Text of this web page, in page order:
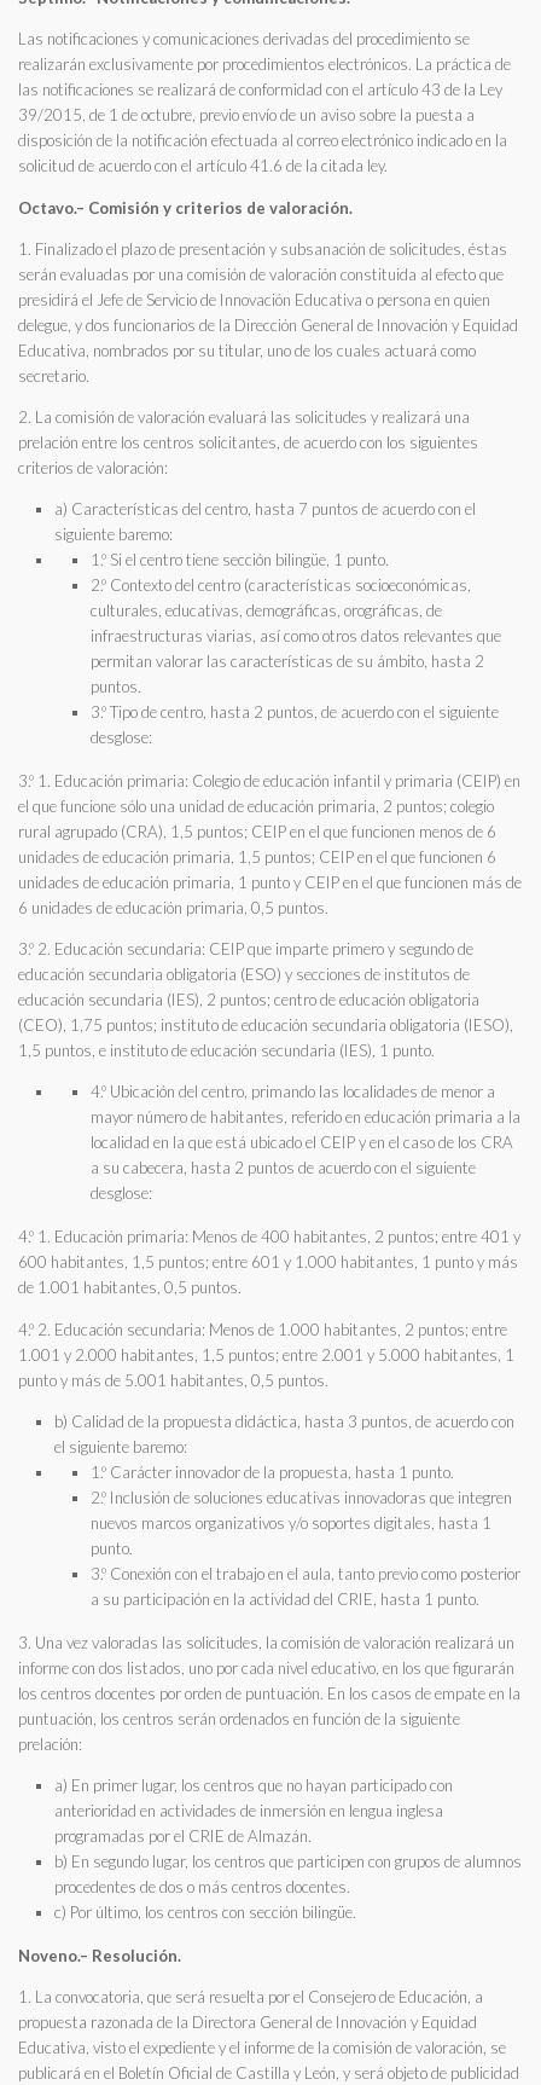
Las notificaciones y comunicaciones derivadas del procedimiento se
realizarán exclusivamente por procedimientos electrónicos. La práctica de
las notificaciones se realizará de conformidad con el artículo 43 de la Ley
39/2015, de 1 de octubre, previo envío de un aviso sobre la puesta a
disposición de la notificación efectuada al correo electrónico indicado en la
solicitud de acuerdo con el artículo 41.6 de la citada ley.
Octavo.– Comisión y criterios de valoración.
1. Finalizado el plazo de presentación y subsanación de solicitudes, éstas
serán evaluadas por una comisión de valoración constituida al efecto que
presidirá el Jefe de Servicio de Innovación Educativa o persona en quien
delegue, y dos funcionarios de la Dirección General de Innovación y Equidad
Educativa, nombrados por su titular, uno de los cuales actuará como
secretario.
2. La comisión de valoración evaluará las solicitudes y realizará una
prelación entre los centros solicitantes, de acuerdo con los siguientes
criterios de valoración:
a) Características del centro, hasta 7 puntos de acuerdo con el
siguiente baremo:
1.º Si el centro tiene sección bilingüe, 1 punto.
2.º Contexto del centro (características socioeconómicas,
culturales, educativas, demográficas, orográficas, de
infraestructuras viarias, así como otros datos relevantes que
permitan valorar las características de su ámbito, hasta 2
puntos.
3.º Tipo de centro, hasta 2 puntos, de acuerdo con el siguiente
desglose:
3.º 1. Educación primaria: Colegio de educación infantil y primaria (CEIP) en
el que funcione sólo una unidad de educación primaria, 2 puntos; colegio
rural agrupado (CRA), 1,5 puntos; CEIP en el que funcionen menos de 6
unidades de educación primaria, 1,5 puntos; CEIP en el que funcionen 6
unidades de educación primaria, 1 punto y CEIP en el que funcionen más de
6 unidades de educación primaria, 0,5 puntos.
3.º 2. Educación secundaria: CEIP que imparte primero y segundo de
educación secundaria obligatoria (ESO) y secciones de institutos de
educación secundaria (IES), 2 puntos; centro de educación obligatoria
(CEO), 1,75 puntos; instituto de educación secundaria obligatoria (IESO),
1,5 puntos, e instituto de educación secundaria (IES), 1 punto.
4.º Ubicación del centro, primando las localidades de menor a
mayor número de habitantes, referido en educación primaria a la
localidad en la que está ubicado el CEIP y en el caso de los CRA
a su cabecera, hasta 2 puntos de acuerdo con el siguiente
desglose:
4.º 1. Educación primaria: Menos de 400 habitantes, 2 puntos; entre 401 y
600 habitantes, 1,5 puntos; entre 601 y 1.000 habitantes, 1 punto y más
de 1.001 habitantes, 0,5 puntos.
4.º 2. Educación secundaria: Menos de 1.000 habitantes, 2 puntos; entre
1.001 y 2.000 habitantes, 1,5 puntos; entre 2.001 y 5.000 habitantes, 1
punto y más de 5.001 habitantes, 0,5 puntos.
b) Calidad de la propuesta didáctica, hasta 3 puntos, de acuerdo con
el siguiente baremo:
1.º Carácter innovador de la propuesta, hasta 1 punto.
2.º Inclusión de soluciones educativas innovadoras que integren
nuevos marcos organizativos y/o soportes digitales, hasta 1
punto.
3.º Conexión con el trabajo en el aula, tanto previo como posterior
a su participación en la actividad del CRIE, hasta 1 punto.
3. Una vez valoradas las solicitudes, la comisión de valoración realizará un
informe con dos listados, uno por cada nivel educativo, en los que figurarán
los centros docentes por orden de puntuación. En los casos de empate en la
puntuación, los centros serán ordenados en función de la siguiente
prelación:
a) En primer lugar, los centros que no hayan participado con
anterioridad en actividades de inmersión en lengua inglesa
programadas por el CRIE de Almazán.
b) En segundo lugar, los centros que participen con grupos de alumnos
procedentes de dos o más centros docentes.
c) Por último, los centros con sección bilingüe.
Noveno.– Resolución.
1. La convocatoria, que será resuelta por el Consejero de Educación, a
propuesta razonada de la Directora General de Innovación y Equidad
Educativa, visto el expediente y el informe de la comisión de valoración, se
publicará en el Boletín Oficial de Castilla y León, y será objeto de publicidad